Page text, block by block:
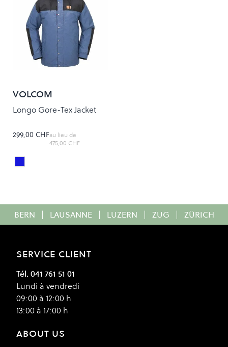
VOLCOM
Longo Gore-Tex Jacket
299,00 CHFau lieu de
475,00 CHF
Colour
Indigo
BERN | LAUSANNE | LUZERN | ZUG | ZÜRICH
SERVICE CLIENT
Tél. 041 761 51 01
Lundi à vendredi
09:00 à 12:00 h
13:00 à 17:00 h
ABOUT US